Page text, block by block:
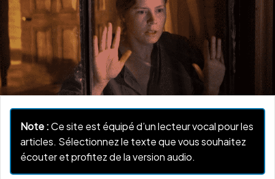
Note :Ce site est équipé d’un lecteur vocal pour les
articles. Sélectionnez le texte que vous souhaitez
écouter et profitez de la version audio.